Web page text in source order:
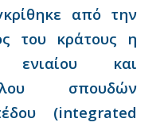
από την
του κράτους η
ενιαίου και
σπουδών
(integrated